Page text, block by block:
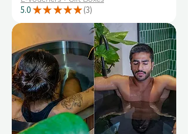
5.0 ★ ★ ★ ★ ★ 3
3